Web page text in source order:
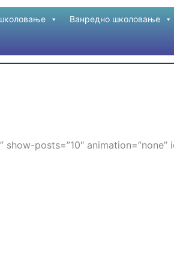
Ванредно школовање
posts=”10″ animation=”none”